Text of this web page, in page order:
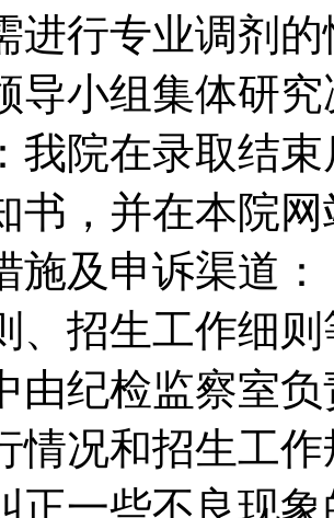
进行专业调剂
导小组集体研
我院在录取结
书，并在本院
施及申诉渠道
、招生工作细
由纪检监察室
情况和招生工
正一些不良现